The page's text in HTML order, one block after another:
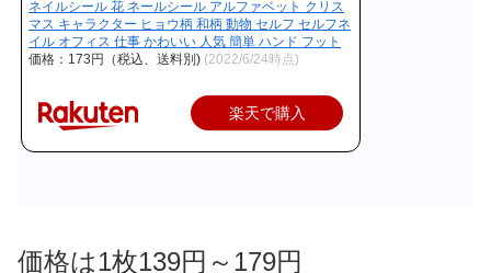
ネイルシール 花 ネールシール アルファベット クリス
マス キャラクター ヒョウ柄 和柄 動物 セルフ セルフネ
イル オフィス 仕事 かわいい 人気 簡単 ハンド フット
価格：173円（税込、送料別) (2022/6/24時点)
楽天で購入
価格は1枚139円～179円